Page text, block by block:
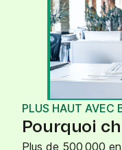
PLUS HAUT AVEC
Pourquoi
Plus de 500 000